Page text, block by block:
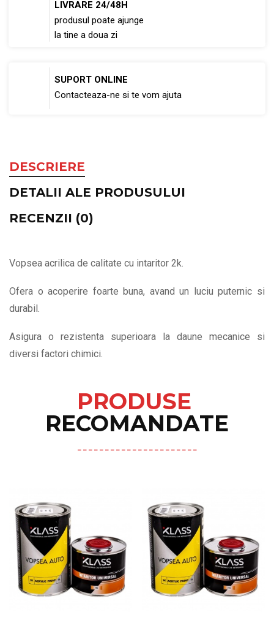
LIVRARE 24/48H
produsul poate ajunge
la tine a doua zi
SUPORT ONLINE
Contacteaza-ne si te vom ajuta
DESCRIERE
DETALII ALE PRODUSULUI
RECENZII (0)
Vopsea acrilica de calitate cu intaritor 2k.
Ofera o acoperire foarte buna, avand un luciu puternic si
durabil.
Asigura o rezistenta superioara la daune mecanice si
diversi factori chimici.
PRODUSE
RECOMANDATE